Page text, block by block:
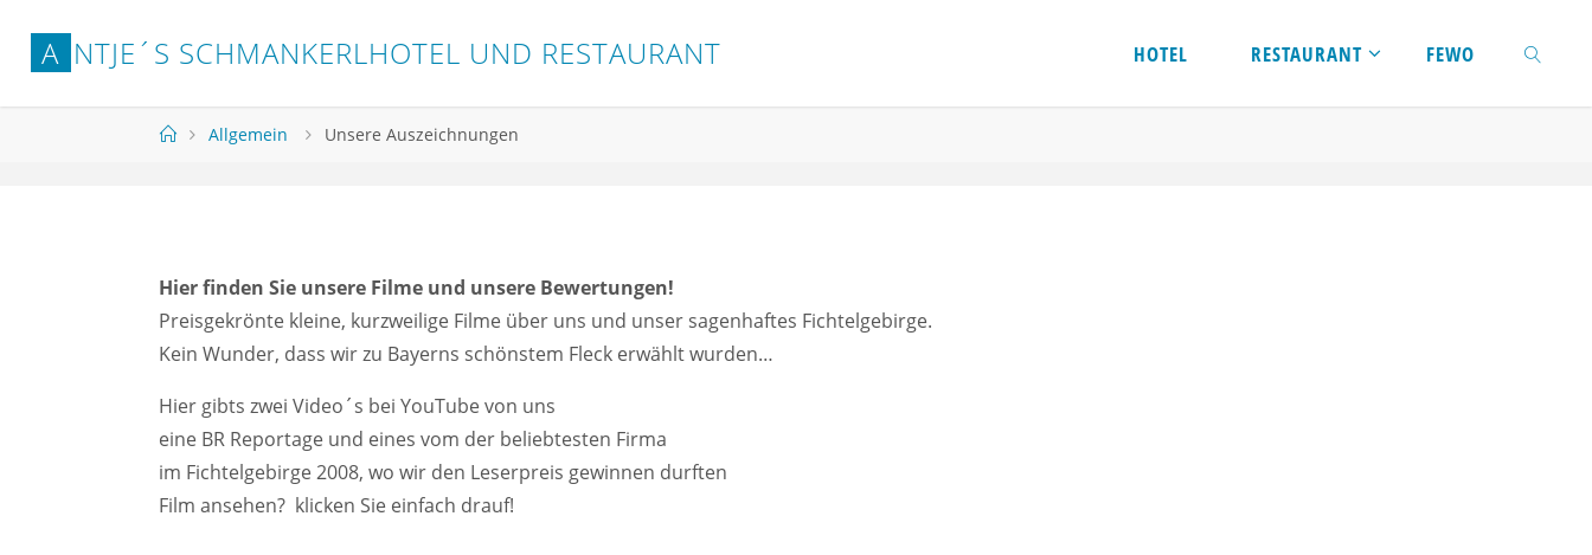
A NTJE´ S SCHMANKERLHOTEL UND RESTAURANT HOTEL RESTAURANT FEWO
StartAllgemein Unsere Auszeichnungen
Hier finden Sie unsere Filme und unsere Bewertungen!
Preisgekrönte kleine, kurzweilige Filme über uns und unser sagenhaftes Fichtelgebirge.
Kein Wunder, dass wir zu Bayerns schönstem Fleck erwählt wurden…
Hier gibts zwei Video´s bei YouTube von uns
eine BR Reportage und eines vom der beliebtesten Firma
im Fichtelgebirge 2008, wo wir den Leserpreis gewinnen durften
Film ansehen? klicken Sie einfach drauf!